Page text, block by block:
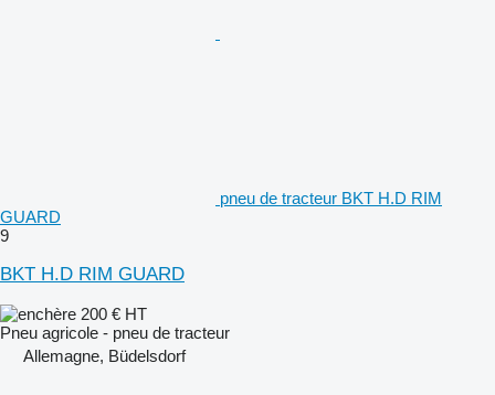
pneu de tracteur BKT H.D RIM
GUARD
9
BKT H.D RIM GUARD
200 € HT
Pneu agricole - pneu de tracteur
Allemagne, Büdelsdorf